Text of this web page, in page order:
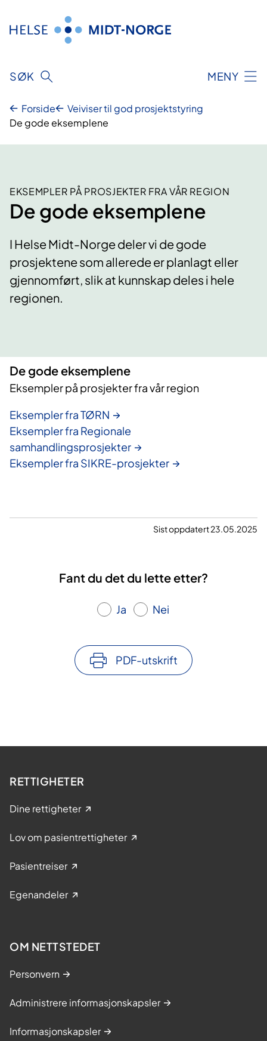
innhold
SØK MENY
Forside
Veiviser til god prosjektstyring
De gode eksemplene
EKSEMPLER PÅ PROSJEKTER FRA VÅR REGION
De gode eksemplene
I Helse Midt-Norge deler vi de gode
prosjektene som allerede er planlagt eller
gjennomført, slik at kunnskap deles i hele
regionen.
De gode eksemplene
Eksempler på prosjekter fra vår region
Eksempler fra TØRN
Eksempler fra Regionale
samhandlingsprosjekter
Eksempler fra SIKRE-prosjekter
Sist oppdatert 23.05.2025
Fant du det du lette etter?
Ja Nei
PDF-utskrift
RETTIGHETER
Dine rettigheter
Lov om pasientrettigheter
Pasientreiser
Egenandeler
OM NETTSTEDET
Personvern
Administrere informasjonskapsler
Informasjonskapsler